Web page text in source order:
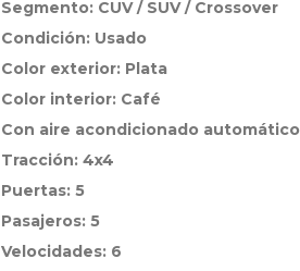
Segmento: CUV / SUV / Crossover
Condición: Usado
Color exterior: Plata
Color interior: Café
Con aire acondicionado automático
Tracción: 4x4
Puertas: 5
Pasajeros: 5
Velocidades: 6